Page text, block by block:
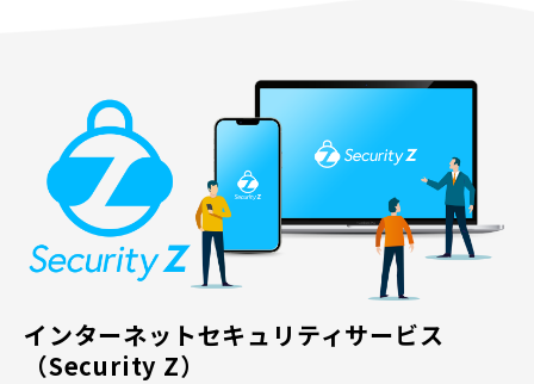
インターネットセキュリティサービス
（Security Z）